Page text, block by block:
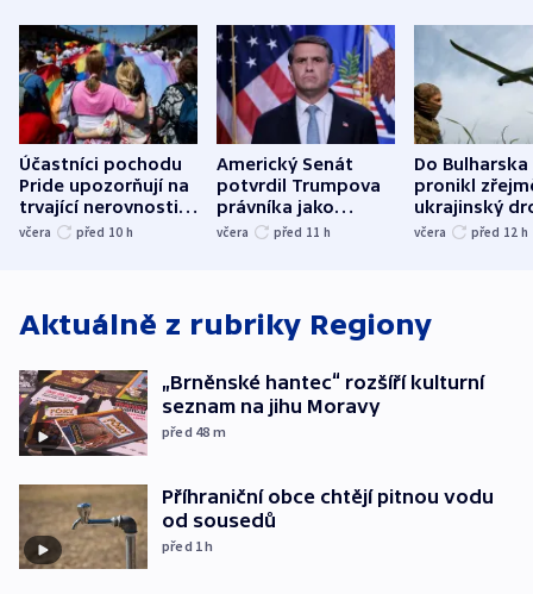
Účastníci pochodu
Pride upozorňují na
trvající nerovnosti i
společenskou
včera před 10 h
Americký Senát
potvrdil Trumpova
právníka jako
ministra
včera před 11 h
Do Bulharska
pronikl
ukrajinský
explodoval
včera před 12 h
Aktuálně z rubriky Regiony
„Brněnské hantec“ rozšíří kulturní
seznam na jihu Moravy
před 48 m
Příhraniční obce chtějí pitnou vodu
od sousedů
před 1h